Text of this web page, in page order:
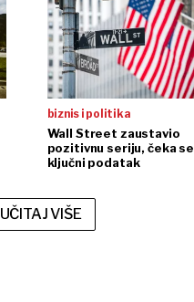
biznis i politika
Wall Street zaustavio
pozitivnu seriju, čeka se
ključni podatak
UČITAJ VIŠE